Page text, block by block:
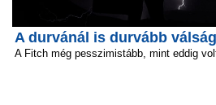
A durvánál is durvább
A Fitch még pesszimistább, mint eddig